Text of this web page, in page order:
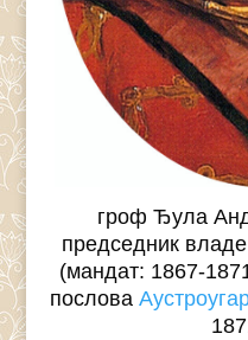
гроф Ђула
председник
(мандат: 1867-
послова